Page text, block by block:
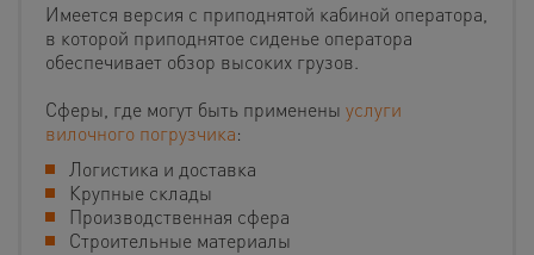
Имеется версия с приподнятой кабиной оператора,
в которой приподнятое сиденье оператора
обеспечивает обзор высоких грузов.
Сферы, где могут быть применены услуги
вилочного погрузчика:
Логистика и доставка
Крупные склады
Производственная сфера
Строительные материалы